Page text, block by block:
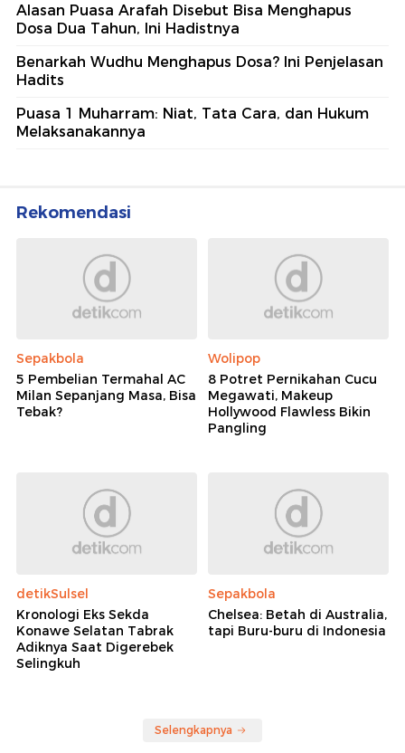
Alasan Puasa Arafah Disebut Bisa Menghapus
Dosa Dua Tahun, Ini Hadistnya
Benarkah Wudhu Menghapus Dosa? Ini Penjelasan
Hadits
Puasa 1 Muharram: Niat, Tata Cara, dan Hukum
Melaksanakannya
Rekomendasi
Sepakbola
5 Pembelian Termahal AC
Milan Sepanjang Masa, Bisa
Tebak?
Wolipop
8 Potret Pernikahan Cucu
Megawati, Makeup
Hollywood Flawless Bikin
Pangling
detikSulsel
Kronologi Eks Sekda
Konawe Selatan Tabrak
Adiknya Saat Digerebek
Selingkuh
Sepakbola
Chelsea: Betah di Australia,
tapi Buru-buru di Indonesia
Selengkapnya